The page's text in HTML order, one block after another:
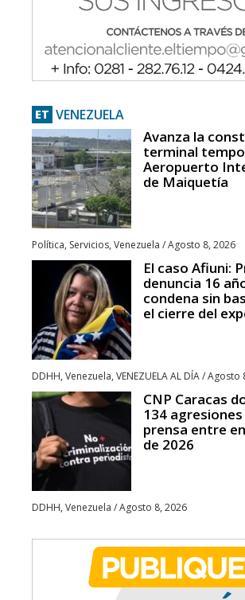
ET VENEZUELA
Avanza la
terminal
Aeropuerto
de Maiquetía
Política, Servicios, Venezuela /Agosto 8, 2026
El caso Afiuni:
denuncia 16
condena sin
el cierre del
DDHH, Venezuela, VENEZUELA AL DÍA/Agosto
CNP Caracas
134
prensa entre
de 2026
DDHH, Venezuela /Agosto 8, 2026